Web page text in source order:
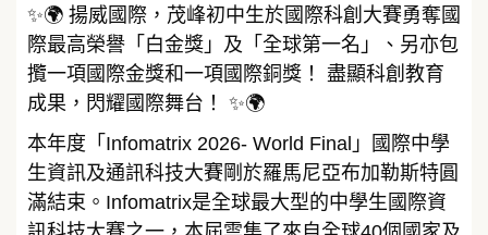
✨🌍 揚威國際，茂峰初中生於國際科創大賽勇奪國
際最高榮譽「白金獎」及「全球第一名」、另亦包
攬一項國際金獎和一項國際銅獎！ 盡顯科創教育
成果，閃耀國際舞台！ ✨🌍
本年度「Infomatrix 2026- World Final」國際中學
生資訊及通訊科技大賽剛於羅馬尼亞布加勒斯特圓
滿結束。Infomatrix是全球最大型的中學生國際資